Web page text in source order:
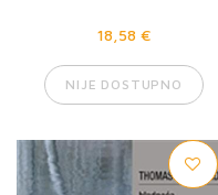
18,58 €
NIJE DOSTUPNO